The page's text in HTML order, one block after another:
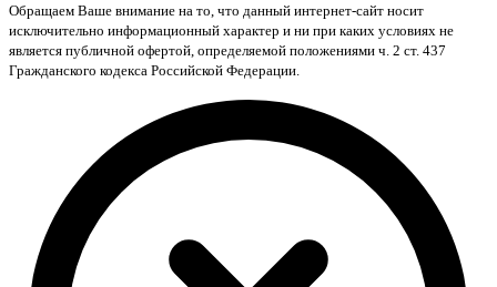
Обращаем Ваше внимание на то, что данный интернет-сайт носит
исключительно информационный характер и ни при каких условиях не
является публичной офертой, определяемой положениями ч. 2 ст. 437
Гражданского кодекса Российской Федерации.